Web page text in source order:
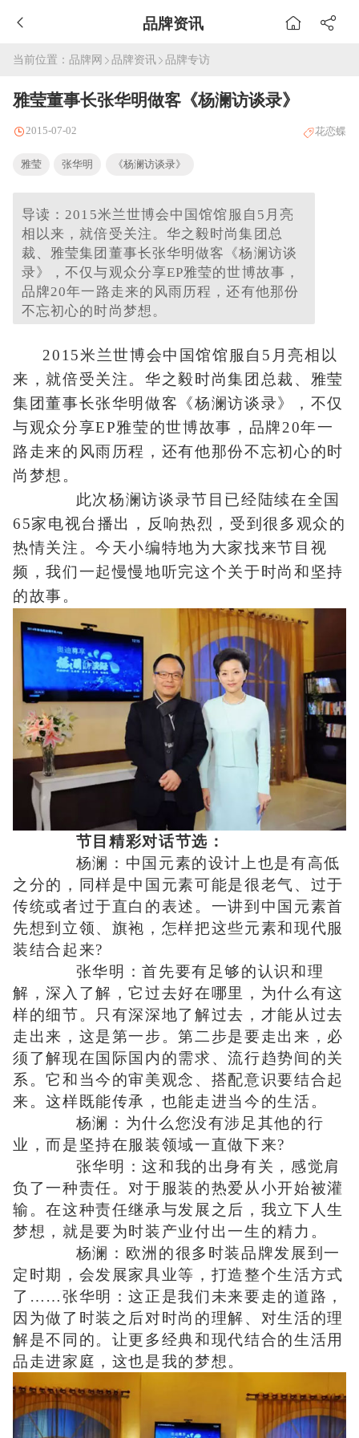
品牌资讯
当前位置： 品牌网 品牌资讯 品牌专访
雅莹董事长张华明做客《杨澜访谈录》
2015-07-02 花恋蝶
雅莹 张华明 《杨澜访谈录》
导读：2015米兰世博会中国馆馆服自5月亮
相以来，就倍受关注。华之毅时尚集团总
裁、雅莹集团董事长张华明做客《杨澜访谈
录》，不仅与观众分享EP雅莹的世博故事，
品牌20年一路走来的风雨历程，还有他那份
不忘初心的时尚梦想。
2015米兰世博会中国馆馆服自5月亮相以
来，就倍受关注。华之毅时尚集团总裁、雅莹
集团董事长张华明做客《杨澜访谈录》，不仅
与观众分享EP雅莹的世博故事，品牌20年一
路走来的风雨历程，还有他那份不忘初心的时
尚梦想。
此次杨澜访谈录节目已经陆续在全国
65家电视台播出，反响热烈，受到很多观众的
热情关注。今天小编特地为大家找来节目视
频，我们一起慢慢地听完这个关于时尚和坚持
的故事。
节目精彩对话节选：
杨澜：中国元素的设计上也是有高低
之分的，同样是中国元素可能是很老气、过于
传统或者过于直白的表述。一讲到中国元素首
先想到立领、旗袍，怎样把这些元素和现代服
装结合起来?
张华明：首先要有足够的认识和理
解，深入了解，它过去好在哪里，为什么有这
样的细节。只有深深地了解过去，才能从过去
走出来，这是第一步。第二步是要走出来，必
须了解现在国际国内的需求、流行趋势间的关
系。它和当今的审美观念、搭配意识要结合起
来。这样既能传承，也能走进当今的生活。
杨澜：为什么您没有涉足其他的行
业，而是坚持在服装领域一直做下来?
张华明：这和我的出身有关，感觉肩
负了一种责任。对于服装的热爱从小开始被灌
输。在这种责任继承与发展之后，我立下人生
梦想，就是要为时装产业付出一生的精力。
杨澜：欧洲的很多时装品牌发展到一
定时期，会发展家具业等，打造整个生活方式
了……张华明：这正是我们未来要走的道路，
因为做了时装之后对时尚的理解、对生活的理
解是不同的。让更多经典和现代结合的生活用
品走进家庭，这也是我的梦想。